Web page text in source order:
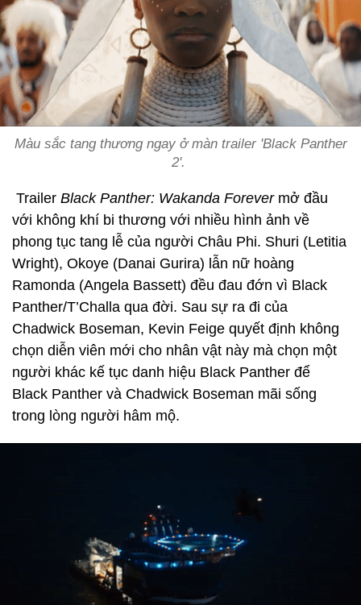
Màu sắc tang thương ngay ở màn trailer 'Black Panther
2'.
Trailer Black Panther: Wakanda Forever mở đầu
với không khí bi thương với nhiều hình ảnh về
phong tục tang lễ của người Châu Phi. Shuri (Letitia
Wright), Okoye (Danai Gurira) lẫn nữ hoàng
Ramonda (Angela Bassett) đều đau đớn vì Black
Panther/T’Challa qua đời. Sau sự ra đi của
Chadwick Boseman, Kevin Feige quyết định không
chọn diễn viên mới cho nhân vật này mà chọn một
người khác kế tục danh hiệu Black Panther để
Black Panther và Chadwick Boseman mãi sống
trong lòng người hâm mộ.